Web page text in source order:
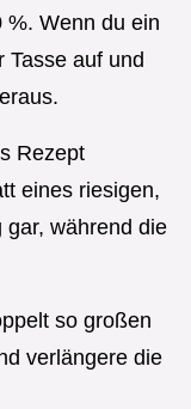
%. Wenn du ein
Tasse auf und
Rezept
eines riesigen,
während die
so großen
verlängere die